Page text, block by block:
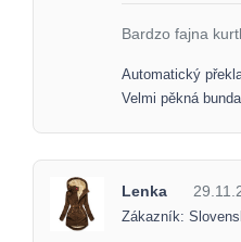
Bardzo fajna
Automatický
Velmi pěkná
Lenka
Zákazník: